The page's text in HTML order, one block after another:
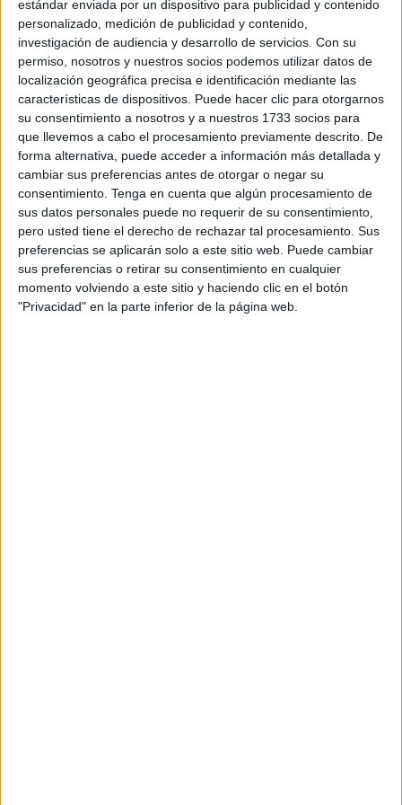
estándar enviada por un dispositivo para publicidad y contenido
personalizado, medición de publicidad y contenido,
investigación de audiencia y desarrollo de servicios. Con su
permiso, nosotros y nuestros socios podemos utilizar datos de
localización geográfica precisa e identificación mediante las
características de dispositivos. Puede hacer clic para otorgarnos
su consentimiento a nosotros y a nuestros 1733 socios para
que llevemos a cabo el procesamiento previamente descrito. De
forma alternativa, puede acceder a información más detallada y
cambiar sus preferencias antes de otorgar o negar su
consentimiento. Tenga en cuenta que algún procesamiento de
sus datos personales puede no requerir de su consentimiento,
pero usted tiene el derecho de rechazar tal procesamiento. Sus
preferencias se aplicarán solo a este sitio web. Puede cambiar
sus preferencias o retirar su consentimiento en cualquier
momento volviendo a este sitio y haciendo clic en el botón
"Privacidad" en la parte inferior de la página web.
políticas y humanas.
Sidi Ifni fue reconocida como
provincia española en 1958